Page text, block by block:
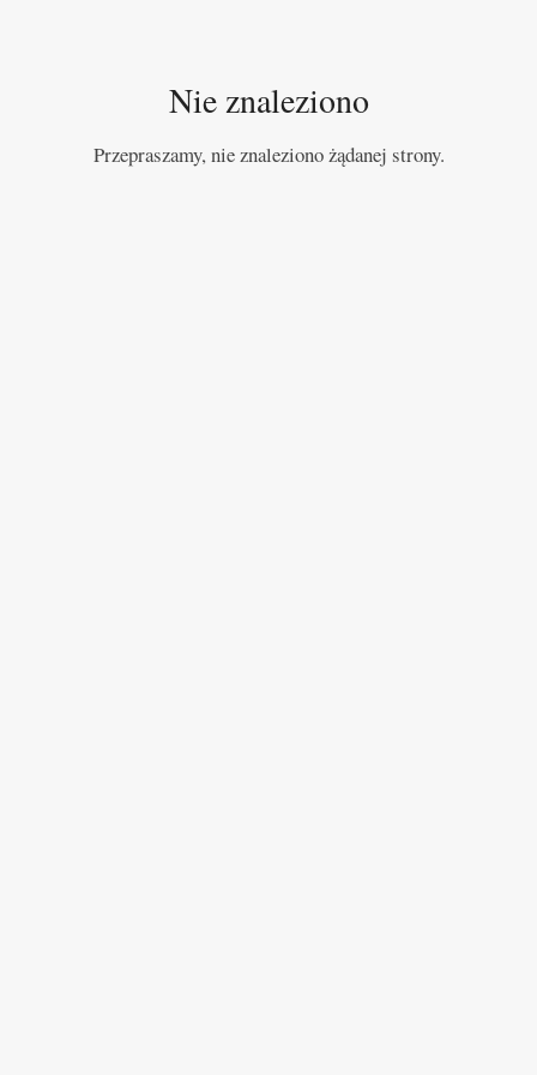
Nie znaleziono
Przepraszamy, nie znaleziono żądanej strony.